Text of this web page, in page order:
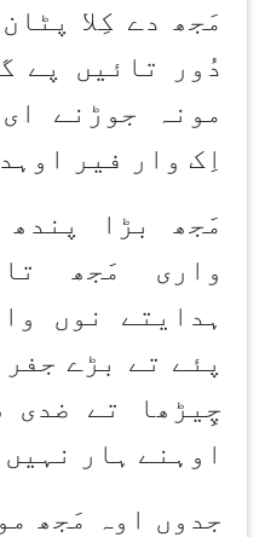
مَجھ دے کِلا
دُور تائیں پے
مونہ جوڑنے
اِک وار فیر
مَجھ بڑا
واری مَجھ
ہدایتے نوں
پئے تے بڑے
چِیڑھا تے ضدی
اوہنے ہار نہیں
جدوں اوہ مَجھ